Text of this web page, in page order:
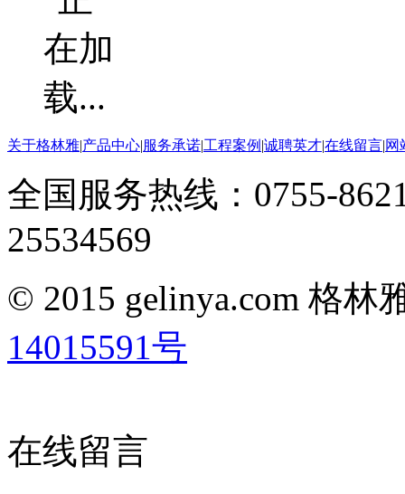
关于格林雅|产品中心|服务承诺|工程案例 |诚聘英才|在线留言|网
全国服务热线：0755-
25534569
© 2015 gelinya.com 格
14015591号
在线留言